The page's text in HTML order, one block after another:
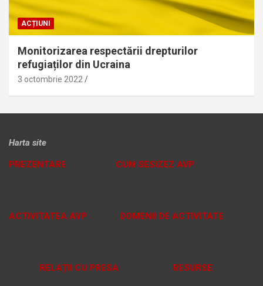
ACȚIUNI
Monitorizarea respectării drepturilor
refugiaților din Ucraina
3 octombrie 2022
Harta site
PREZENTARE CUM SESIZEZ AVP
ACTIVITATEA AVP DOMENII DE ACTIVITATE
RELAȚII CU PRESA RESURSE